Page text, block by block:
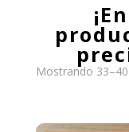
Mostrando